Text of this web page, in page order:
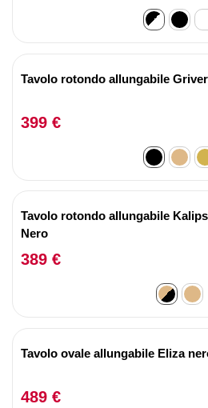
Tavolo rotondo allungabile
399 €
Tavolo rotondo allungabile
Nero
389 €
Tavolo ovale allungabile Eliza
489 €